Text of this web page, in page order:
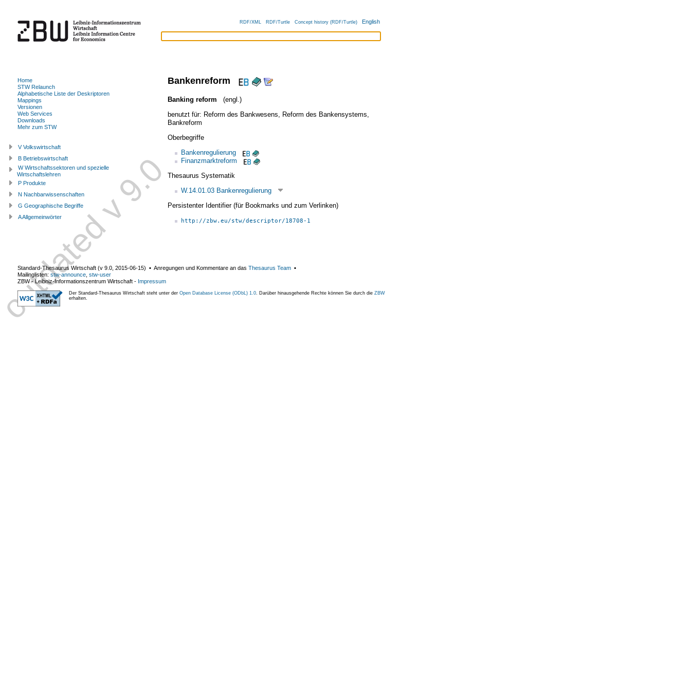
RDF/XML RDF/Turtle Concept history (RDF/Turtle) English
Bankenreform
Banking reform
(engl.)
benutzt für: Reform des Bankwesens Reform des Bankensystems
Bankreform
Oberbegriffe
Bankenregulierung
Finanzmarktreform
Thesaurus Systematik
W.14.01.03 Bankenregulierung
Persistenter Identifier (für Bookmarks und zum Verlinken)
http://zbw.eu/stw/descriptor/18708-1
Home
STW Relaunch
Alphabetische Liste der Deskriptoren
Mappings
Versionen
Web Services
Downloads
Mehr zum STW
V Volkswirtschaft
B Betriebswirtschaft
W Wirtschaftssektoren und spezielle
Wirtschaftslehren
P Produkte
N Nachbarwissenschaften
G Geographische Begriffe
A Allgemeinwörter
Standard-Thesaurus Wirtschaft (v 9.0 2015-06-15) ▪ Anregungen und Kommentare an das Thesaurus Team ▪
Mailinglisten: stw-announce stw-user
ZBW - Leibniz-Informationszentrum Wirtschaft - Impressum
Der Standard-Thesaurus Wirtschaft steht unter der Open Database License (ODbL) 1.0 . Darüber hinausgehende Rechte können Sie durch die ZBW
erhalten.